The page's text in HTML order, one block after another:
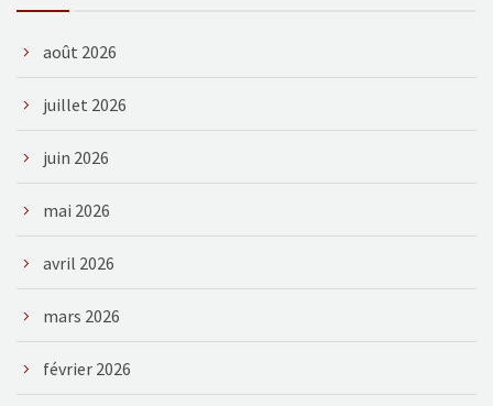
août 2026
juillet 2026
juin 2026
mai 2026
avril 2026
mars 2026
février 2026